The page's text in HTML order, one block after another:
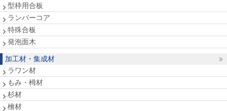
型枠用合板
ランバーコア
特殊合板
発泡面木
加工材・集成材
ラワン材
もみ・栂材
杉材
檜材